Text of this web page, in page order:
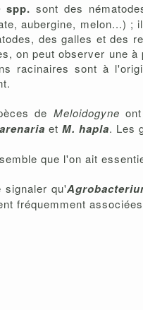
spp. sont des
aubergine, melon...) ;
des galles et des
on peut observer une
racinaires sont à
de Meloidogyne
et M. hapla. Les
que l'on ait
signaler qu'
fréquemment